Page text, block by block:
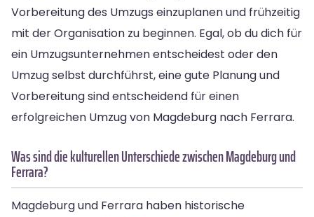
Vorbereitung des Umzugs einzuplanen und frühzeitig
mit der Organisation zu beginnen. Egal, ob du dich für
ein Umzugsunternehmen entscheidest oder den
Umzug selbst durchführst, eine gute Planung und
Vorbereitung sind entscheidend für einen
erfolgreichen Umzug von Magdeburg nach Ferrara.
Was sind die kulturellen Unterschiede zwischen Magdeburg und
Ferrara?
Magdeburg und Ferrara haben historische